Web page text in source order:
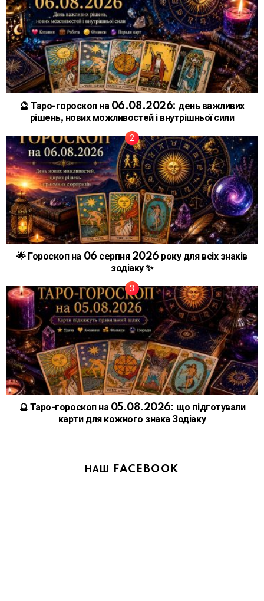
🔮 Таро-гороскоп на 06.08.2026: день важливих
рішень, нових можливостей і внутрішньої сили
🌟 Гороскоп на 06 серпня 2026 року для всіх знаків
зодіаку ✨
🔮 Таро-гороскоп на 05.08.2026: що підготували
карти для кожного знака Зодіаку
НАШ FACEBOOK